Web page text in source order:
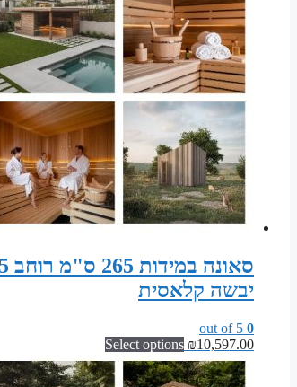
יבשה קלאסית
0
₪10,597.00
Select options